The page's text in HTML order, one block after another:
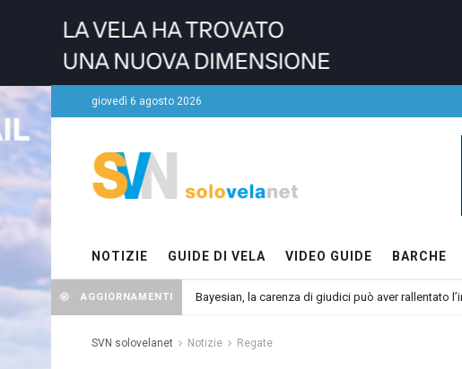
giovedì 6 agosto 2026
NOTIZIE GUIDE DI VELA VIDEO GUIDE BARCHE
AGGIORNAMENTI Bayesian, la carenza di giudici può aver rallentato
SVN solovelanet Notizie Regate